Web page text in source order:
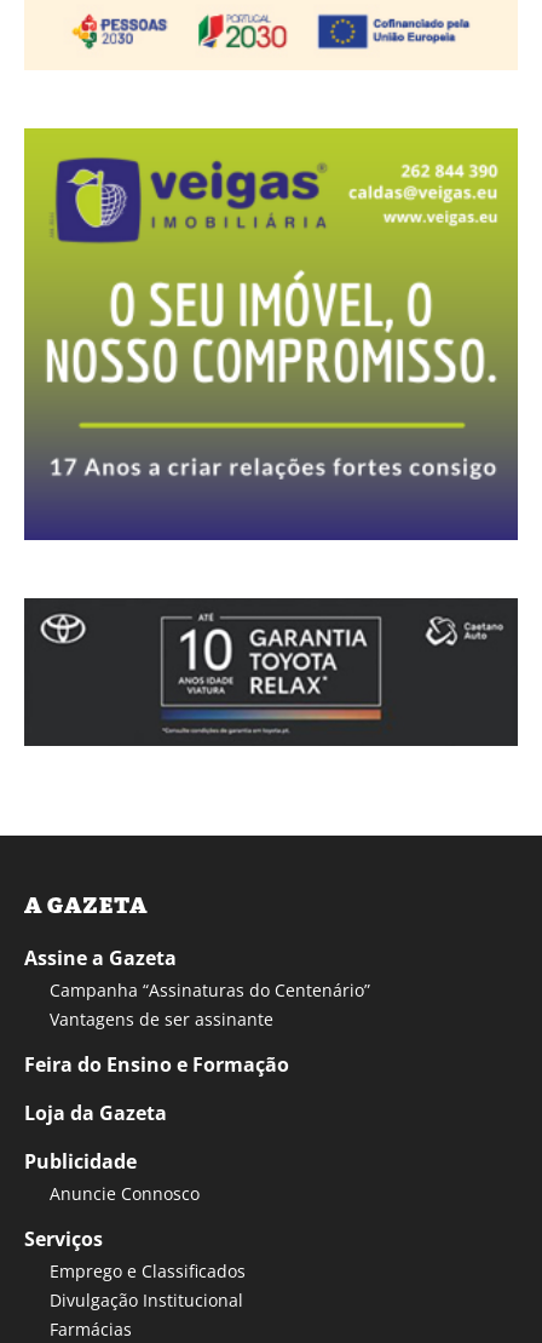
A GAZETA
Assine a Gazeta
Campanha “Assinaturas do Centenário”
Vantagens de ser assinante
Feira do Ensino e Formação
Loja da Gazeta
Publicidade
Anuncie Connosco
Serviços
Emprego e Classificados
Divulgação Institucional
Farmácias